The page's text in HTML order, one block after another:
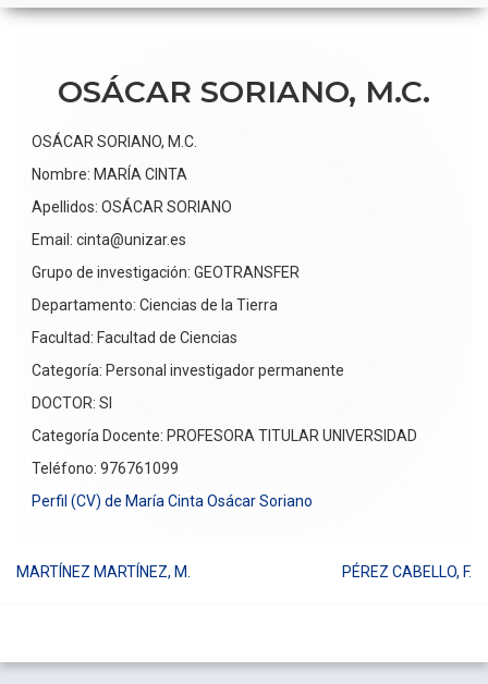
OSÁCAR SORIANO, M.C.
OSÁCAR SORIANO, M.C.
Nombre: MARÍA CINTA
Apellidos: OSÁCAR SORIANO
Email: cinta@unizar.es
Grupo de investigación: GEOTRANSFER
Departamento: Ciencias de la Tierra
Facultad: Facultad de Ciencias
Categoría: Personal investigador permanente
DOCTOR: SI
Categoría Docente: PROFESORA TITULAR UNIVERSIDAD
Teléfono: 976761099
Perfil (CV) de María Cinta Osácar Soriano
entradas
MARTÍNEZ MARTÍNEZ, M. PÉREZ CABELLO, F.